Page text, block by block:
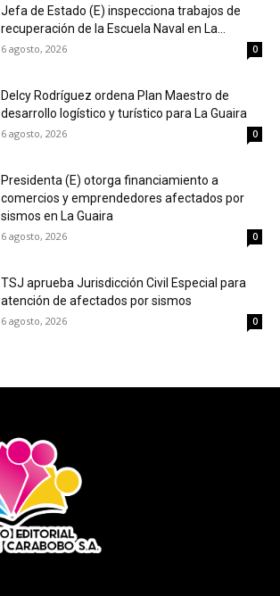
Jefa de Estado (E) inspecciona trabajos de
recuperación de la Escuela Naval en La...
6 agosto, 2026 0
Delcy Rodríguez ordena Plan Maestro de
desarrollo logístico y turístico para La Guaira
6 agosto, 2026 0
Presidenta (E) otorga financiamiento a
comercios y emprendedores afectados por
sismos en La Guaira
6 agosto, 2026 0
TSJ aprueba Jurisdicción Civil Especial para
atención de afectados por sismos
6 agosto, 2026 0